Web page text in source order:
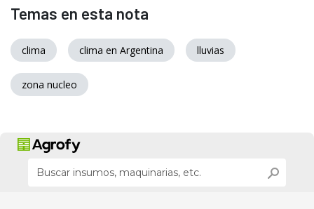
Temas en esta nota
clima clima en Argentina lluvias
zona nucleo